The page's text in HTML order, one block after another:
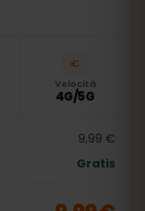
Velocità
4G/5G
9,99 €
Gratis